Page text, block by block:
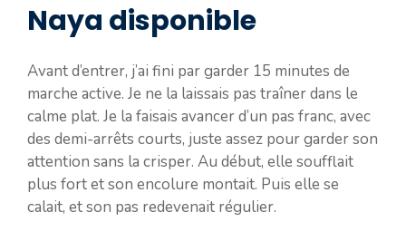
Naya disponible
Avant d’entrer, j’ai fini par garder 15 minutes de
marche active. Je ne la laissais pas traîner dans le
calme plat. Je la faisais avancer d’un pas franc, avec
des demi-arrêts courts, juste assez pour garder son
attention sans la crisper. Au début, elle soufflait
plus fort et son encolure montait. Puis elle se
calait, et son pas redevenait régulier.